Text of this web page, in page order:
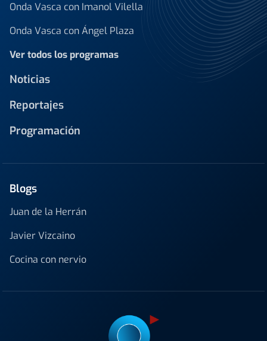
Onda Vasca con Imanol Vilella
Onda Vasca con Ángel Plaza
Ver todos los programas
Noticias
Reportajes
Programación
Blogs
Juan de la Herrán
Javier Vizcaino
Cocina con nervio